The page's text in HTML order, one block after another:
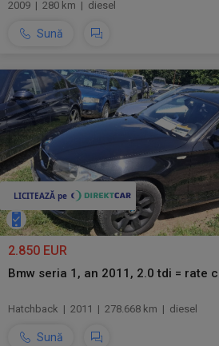
2009 | 280 km | diesel
Sună
2.850 EUR
Bmw seria 1, an 2011, 2.0 tdi = rate
Hatchback | 2011 | 278.668 km | diesel
Sună